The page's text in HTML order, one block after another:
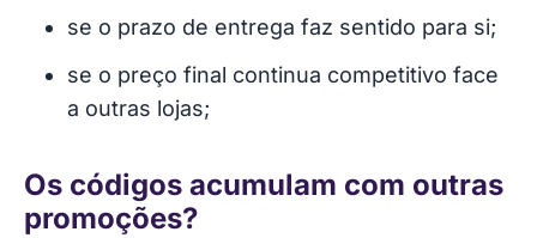
se o prazo de entrega faz sentido para si;
se o preço final continua competitivo face
a outras lojas;
Os códigos acumulam com outras
promoções?